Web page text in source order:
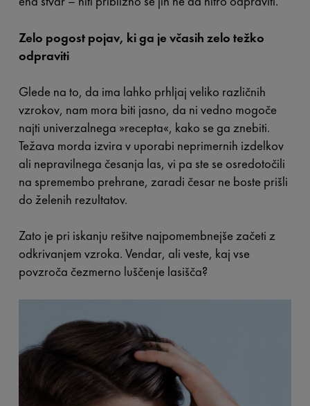
Zelo pogost pojav, ki ga je včasih zelo težko
odpraviti
Glede na to, da ima lahko prhljaj veliko različnih
vzrokov, nam mora biti jasno, da ni vedno mogoče
najti univerzalnega »recepta«, kako se ga znebiti.
Težava morda izvira v uporabi neprimernih izdelkov
ali nepravilnega česanja las, vi pa ste se osredotočili
na spremembo prehrane, zaradi česar ne boste prišli
do želenih rezultatov.
Zato je pri iskanju rešitve najpomembnejše začeti z
odkrivanjem vzroka. Vendar, ali veste, kaj vse
povzroča čezmerno luščenje lasišča?